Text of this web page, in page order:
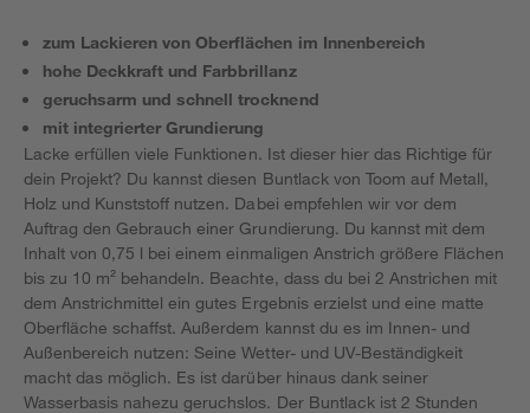
zum Lackieren von Oberflächen im Innenbereich
hohe Deckkraft und Farbbrillanz
geruchsarm und schnell trocknend
mit integrierter Grundierung
Lacke erfüllen viele Funktionen. Ist dieser hier das Richtige für
dein Projekt? Du kannst diesen Buntlack von Toom auf Metall,
Holz und Kunststoff nutzen. Dabei empfehlen wir vor dem
Auftrag den Gebrauch einer Grundierung. Du kannst mit dem
Inhalt von 0,75 l bei einem einmaligen Anstrich größere Flächen
bis zu 10 m² behandeln. Beachte, dass du bei 2 Anstrichen mit
dem Anstrichmittel ein gutes Ergebnis erzielst und eine matte
Oberfläche schaffst. Außerdem kannst du es im Innen- und
Außenbereich nutzen: Seine Wetter- und UV-Beständigkeit
macht das möglich. Es ist darüber hinaus dank seiner
Wasserbasis nahezu geruchslos. Der Buntlack ist 2 Stunden